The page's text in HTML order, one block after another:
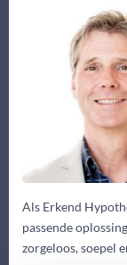
Als Erkend
passende
zorgeloos, soepel